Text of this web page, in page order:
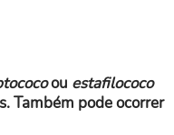
ou estafilococo
Também pode ocorrer